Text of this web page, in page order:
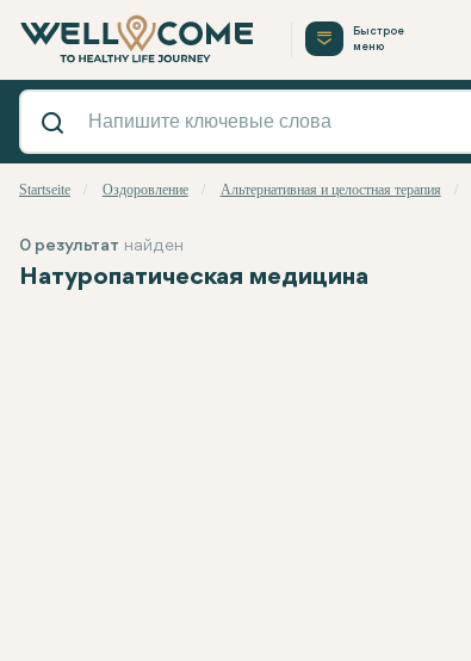
Быстрое
меню
Startseite Оздоровление Альтернативная и целостная терапия
Натуропатическая медицина
0 результат найден